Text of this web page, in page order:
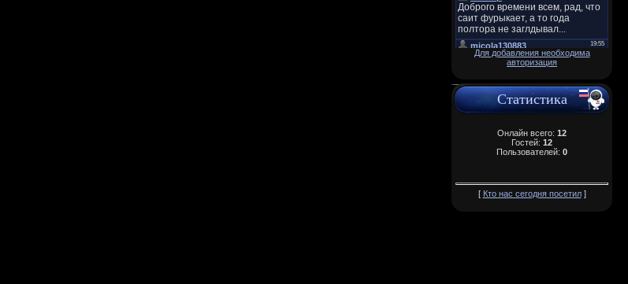
Для добавления необходима
авторизация
Статистика
Онлайн всего: 12
Гостей: 12
Пользователей: 0
[ Кто нас сегодня посетил]